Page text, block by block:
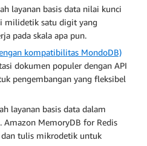
layanan basis data nilai kunci
milidetik satu digit yang
pada skala apa pun.
kompatibilitas MondoDB)
dokumen populer dengan API
pengembangan yang fleksibel
layanan basis data dalam
Amazon MemoryDB for Redis
tulis mikrodetik untuk